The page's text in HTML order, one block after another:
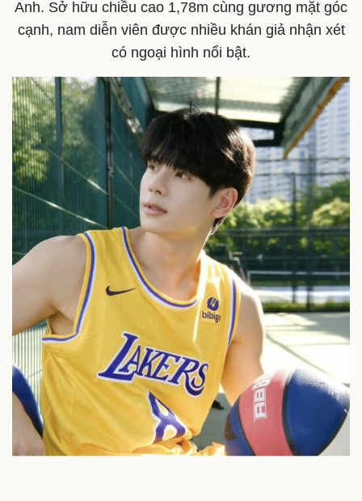
Anh. Sở hữu chiều cao 1,78m cùng gương mặt góc
cạnh, nam diễn viên được nhiều khán giả nhận xét
có ngoại hình nổi bật.